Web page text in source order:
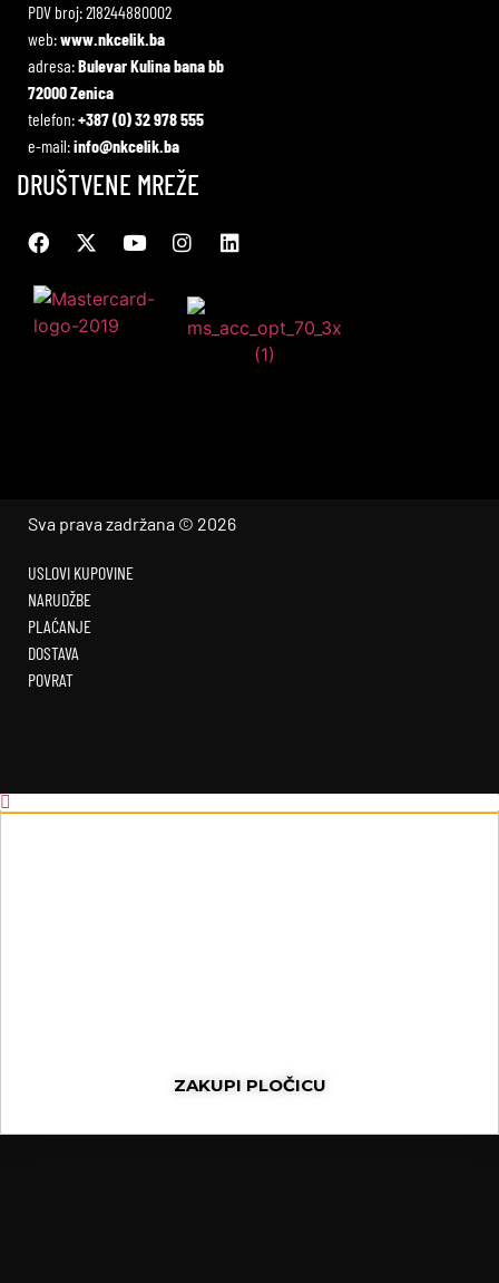
PDV broj: 218244880002
web:www.nkcelik.ba
adresa:Bulevar Kulina bana bb
72000 Zenica
telefon:+387 (0) 32 978 555
e-mail:info@nkcelik.ba
DRUŠTVENE MREŽE
Sva prava zadržana © 2026
USLOVI KUPOVINE
NARUDŽBE
PLAĆANJE
DOSTAVA
POVRAT
ZAKUPI PLOČICU